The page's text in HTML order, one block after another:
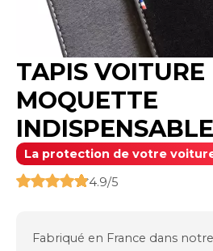
TAPIS VOITURE
MOQUETTE
INDISPENSABLE
La protection de votre
4.9/5
Fabriqué en France dans